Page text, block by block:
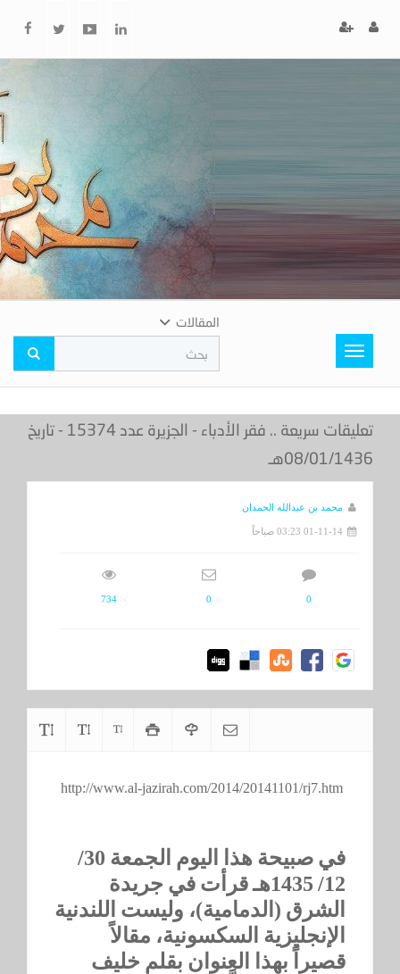
Toggle
navigation
المقالات
تعليقات سريعة .. فقر الأدباء - الجزيرة عدد 15374 - تاريخ
08/01/1436هـ
محمد بن عبدالله الحمدان
01-11-14 03:23 صباحاً
0
0
734
http://www.al-jazirah.com/2014/20141101/rj7.htm
في صبيحة هذا اليوم الجمعة 30/
12/ 1435هـ قرأت في جريدة
الشرق (الدمامية)، وليست اللندنية
الإنجليزية السكسونية، مقالاً
قصيراً بهذا العنوان بقلم خليف